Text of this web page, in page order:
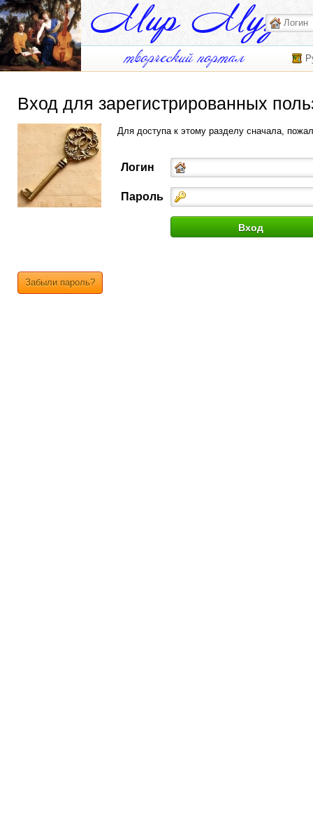
Вход для зарегистрированных
Для доступа к этому разделу сначала,
Логин
Пароль
Забыли пароль?